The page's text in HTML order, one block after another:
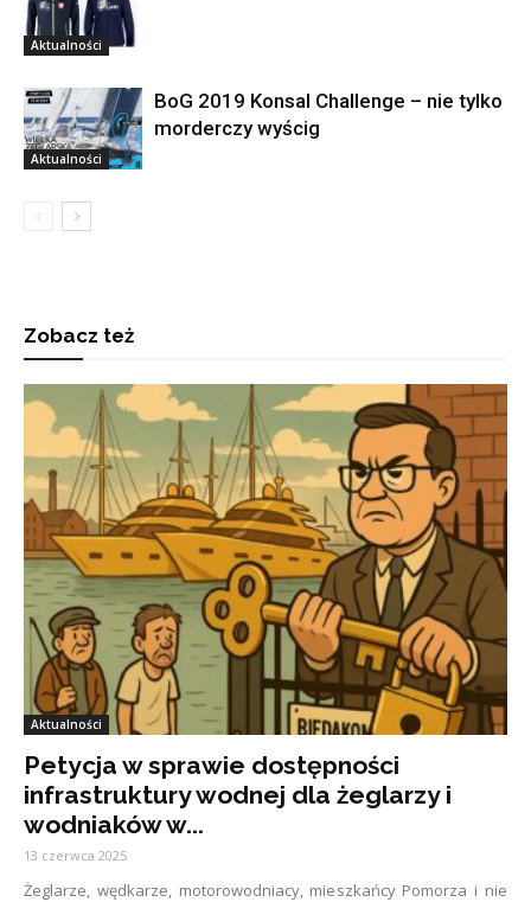
Aktualności
Aktualności
BoG 2019 Konsal Challenge – nie tylko
morderczy wyścig
Zobacz też
Aktualności
Petycja w sprawie dostępności
infrastruktury wodnej dla żeglarzy i
wodniaków w...
13 czerwca 2025
Żeglarze, wędkarze, motorowodniacy, mieszkańcy Pomorza i nie